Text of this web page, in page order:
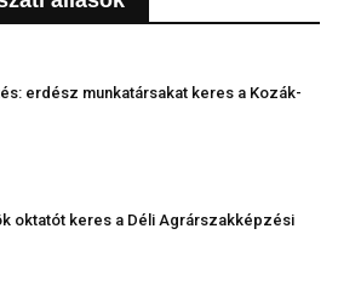
erdész munkatársakat keres a Kozák-
oktatót keres a Déli Agrárszakképzési